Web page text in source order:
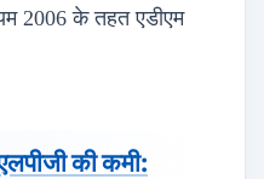
2006 के तहत एडीएम
की कमी: